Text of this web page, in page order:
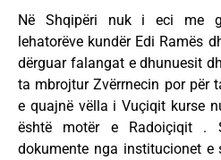
Në Shqipëri nuk i eci me
lehatorëve kundër Edi Ramës
dërguar falangat e dhunuesit
ta mbrojtur Zvërrnecin por për
e quajnë vëlla i Vuçiqit kurse
është motër e Radoiçiqit .
dokumente nga institucionet e